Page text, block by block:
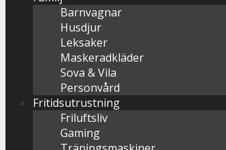
Barnvagnar
Husdjur
Leksaker
Maskeradkläder
Sova & Vila
Personvård
Fritidsutrustning
Friluftsliv
Gaming